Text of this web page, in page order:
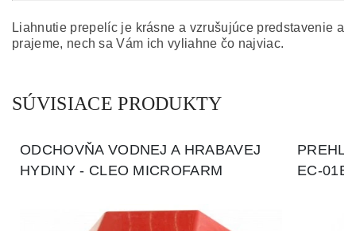
Liahnutie prepelíc je krásne a vzrušujúce predstavenie a
prajeme, nech sa Vám ich vyliahne čo najviac.
SÚVISIACE PRODUKTY